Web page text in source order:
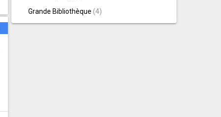
Grande Bibliothèque (4)